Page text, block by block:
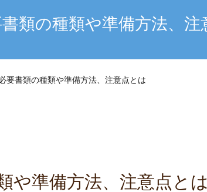
類の種類や準備方法、注
要書類の種類や準備方法、注意点とは
や準備方法、注意点とは